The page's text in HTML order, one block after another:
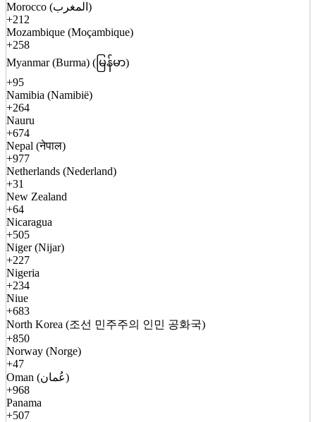
Morocco (المغرب)
+212
Mozambique (Moçambique)
+258
Myanmar (Burma) (မြန်မာ)
+95
Namibia (Namibië)
+264
Nauru
+674
Nepal (नेपाल)
+977
Netherlands (Nederland)
+31
New Zealand
+64
Nicaragua
+505
Niger (Nijar)
+227
Nigeria
+234
Niue
+683
North Korea (조선 민주주의 인민 공화국)
+850
Norway (Norge)
+47
Oman (عُمان)
+968
Panama
+507